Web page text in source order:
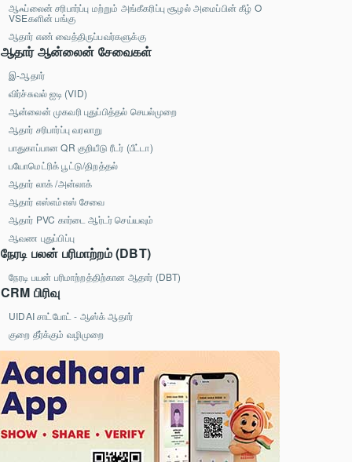
ஆஃப்லைன் சரிபார்ப்பு மற்றும் அங்கீகரிப்பு சூழல் அமைப்பின் கீழ் O
VSEகளின் பங்கு
ஆதார் எண் வைத்திருப்பவர்களுக்கு
ஆதார் ஆன்லைன் சேவைகள்
இ-ஆதார்
விர்ச்சுவல் ஐடி (VID)
ஆன்லைன் முகவரி புதுப்பித்தல் செயல்முறை
ஆதார் சரிபார்ப்பு வரலாறு
பாதுகாப்பான QR குறியீடு ரீடர் (பீட்டா)
பயோமெட்ரிக் பூட்டு/திறத்தல்
ஆதார் லாக் /அன்லாக்
ஆதார் எஸ்எம்எஸ் சேவை
ஆதார் PVC கார்டை ஆர்டர் செய்யவும்
ஆவண புதுப்பிப்பு
நேரடி பலன் பரிமாற்றம் (DBT)
நேரடி பயன் பரிமாற்றத்திற்கான ஆதார் (DBT)
CRM பிரிவு
UIDAI சாட்போட் - ஆஸ்க் ஆதார்
குறை தீர்க்கும் வழிமுறை